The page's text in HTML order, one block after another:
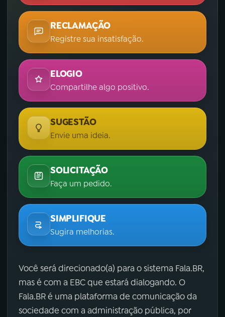
RECLAMAÇÃO
Registre sua insatisfação.
ELOGIO
Compartilhe algo positivo.
SUGESTÃO
Envie uma ideia.
SOLICITAÇÃO
Faça um pedido.
SIMPLIFIQUE
Sugira melhorias.
Você será direcionado(a) para o sistema Fala.BR,
mas é com a EBC que estará dialogando. O
Fala.BR é uma plataforma de comunicação da
sociedade com a administração pública, por